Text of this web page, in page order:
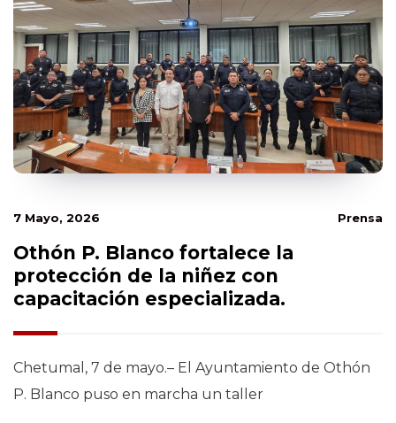
7 Mayo, 2026 Prensa
Othón P. Blanco fortalece la
protección de la niñez con
capacitación especializada.
Chetumal, 7 de mayo.– El Ayuntamiento de Othón
P. Blanco puso en marcha un taller